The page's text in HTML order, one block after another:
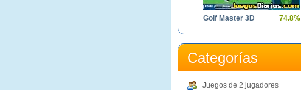
Golf Master 3D 74.8%
Categorías
Juegos de 2 jugadores